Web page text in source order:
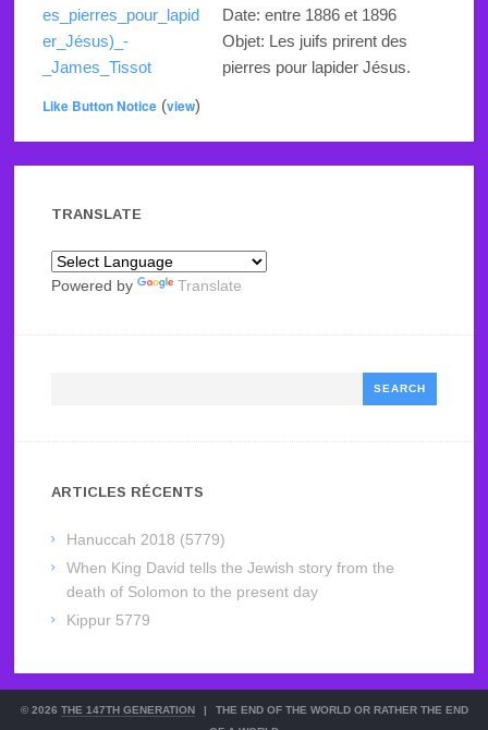
Date: entre 1886 et 1896
Objet: Les juifs prirent des
pierres pour lapider Jésus.
Like Button Notice(view)
TRANSLATE
Powered by Translate
ARTICLES RÉCENTS
Hanuccah 2018 (5779)
When King David tells the Jewish story from the
death of Solomon to the present day
Kippur 5779
© 2026 THE 147TH GENERATION
THE END OF THE WORLD OR RATHER THE END